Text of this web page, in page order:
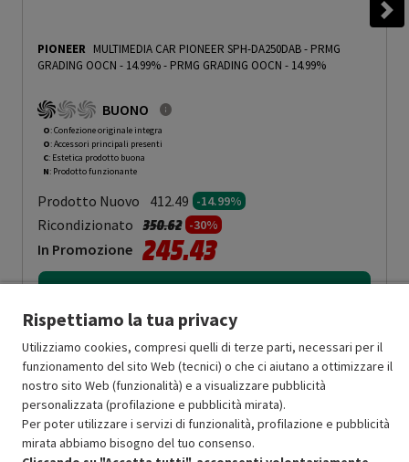
PIONEER MULTIMEDIA CAR PIONEER SPH-DA250DAB - PRMG
GRADING OOCN - 14.99%- PRMG GRADING OOCN - 14.99%
BUONO
O: Confezione originale integra
O: Accessori principali presenti
C: Estetica prodotto buona
N: Prodotto funzionante
Prodotto Nuovo 412.49 -14.99%
Ricondizionato Prezzo ridotto da
350.62a-30%
In Promozione 245.43
SCONTO RICONDIZIONATI
Approfitta dello sconto del 30% sul prodotto ricondizionato.
Rispettiamo la tua privacy
Utilizziamo cookies, compresi quelli di terze parti, necessari per il
funzionamento del sito Web (tecnici) o che ci aiutano a ottimizzare il
nostro sito Web (funzionalità) e a visualizzare pubblicità
personalizzata (profilazione e pubblicità mirata).
Per poter utilizzare i servizi di funzionalità, profilazione e pubblicità
mirata abbiamo bisogno del tuo consenso.